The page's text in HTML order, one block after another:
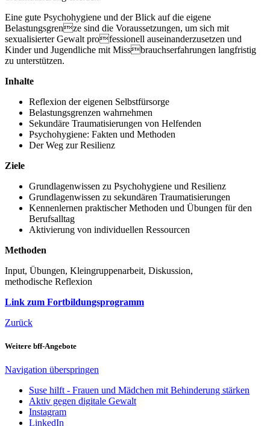
Eine gute Psychohygiene und der Blick auf die eigene
Belastungsgrenze sind die Voraussetzungen, um sich mit
sexualisierter Gewalt professionell auseinanderzusetzen und
Kinder und Jugendliche mit Missbrauchserfahrungen langfristig
zu unterstützen.
Inhalte
Reflexion der eigenen Selbstfürsorge
Belastungsgrenzen wahrnehmen
Sekundäre Traumatisierungen von Helfenden
Psychohygiene: Fakten und Methoden
Der Weg zur Resilienz
Ziele
Grundlagenwissen zu Psychohygiene und Resilienz
Grundlagenwissen zu sekundären Traumatisierungen
Kennenlernen praktischer Methoden und Übungen für den
Berufsalltag
Aktivierung von individuellen Ressourcen
Methoden
Input, Übungen, Kleingruppenarbeit, Diskussion,
methodische Reflexion
Link zum Fortbildungsprogramm
Zurück
Weitere bff-Angebote
Navigation überspringen
Suse hilft - Frauen und Mädchen mit Behinderung stärken
Aktiv gegen digitale Gewalt
Instagram
LinkedIn